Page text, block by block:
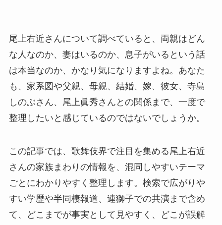
尾上右近さんについて調べていると、両親はどん
な人なのか、妻はいるのか、息子がいるという話
は本当なのか、かなり気になりますよね。あなた
も、家系図や父親、母親、結婚、嫁、彼女、寺島
しのぶさん、尾上眞秀さんとの関係まで、一度で
整理したいと感じているのではないでしょうか。
この記事では、歌舞伎界で注目を集める尾上右近
さんの家族まわりの情報を、混同しやすいテーマ
ごとにわかりやすく整理します。検索で広がりや
すい学歴や半同棲報道、連獅子での共演まで含め
て、どこまでが事実として見やすく、どこが誤解